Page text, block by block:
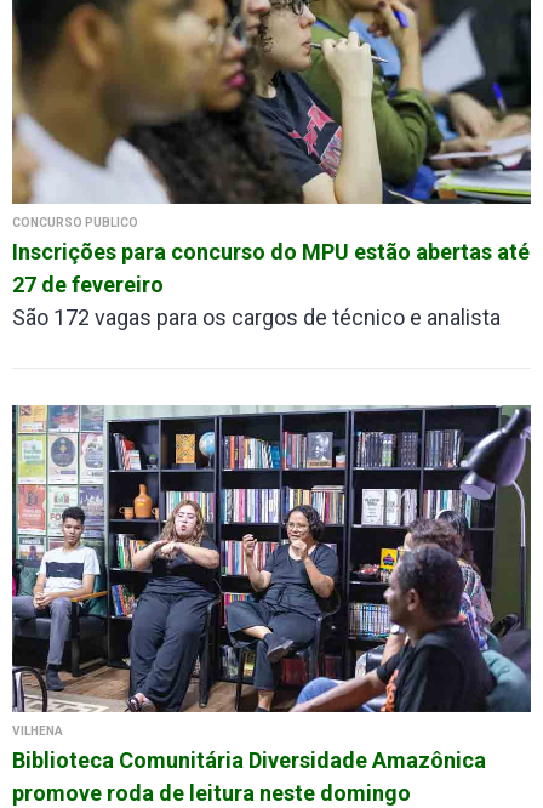
CONCURSO PÚBLICO
Inscrições para concurso do MPU estão abertas até
27 de fevereiro
São 172 vagas para os cargos de técnico e analista
VILHENA
Biblioteca Comunitária Diversidade Amazônica
promove roda de leitura neste domingo